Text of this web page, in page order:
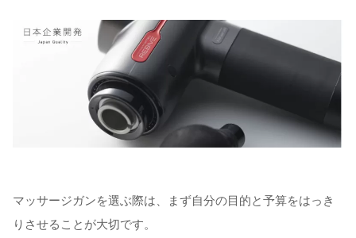
マッサージガンを選ぶ際は、まず自分の目的と予算をはっき
りさせることが大切です。